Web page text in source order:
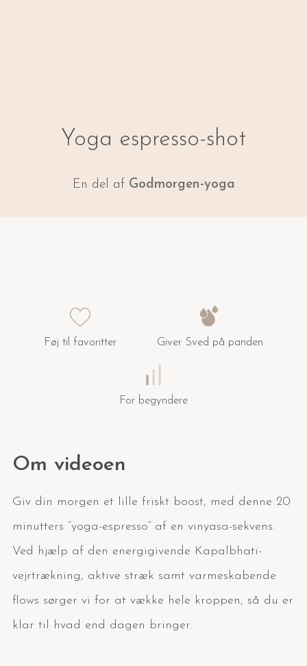
Yoga espresso-shot
En del af Godmorgen-yoga
Føj til favoritter Giver Sved på panden
For begyndere
Om videoen
Giv din morgen et lille friskt boost, med denne 20
minutters “yoga-espresso” af en vinyasa-sekvens.
Ved hjælp af den energigivende Kapalbhati-
vejrtrækning, aktive stræk samt varmeskabende
flows sørger vi for at vække hele kroppen, så du er
klar til hvad end dagen bringer.